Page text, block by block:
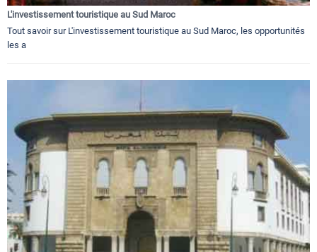
L'investissement touristique au Sud Maroc
Tout savoir sur L'investissement touristique au Sud Maroc, les opportunités
les a